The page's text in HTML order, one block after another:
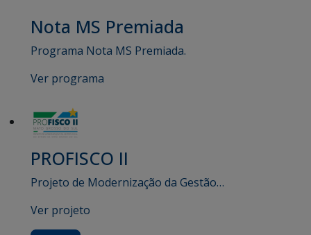
Nota MS Premiada
Programa Nota MS Premiada.
Ver programa
PROFISCO II
Projeto de Modernização da Gestão…
Ver projeto